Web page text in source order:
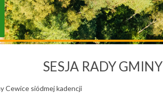
SESJA RADY GMINY
Cewice siódmej kadencji